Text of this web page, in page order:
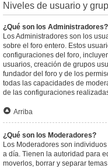
Niveles de usuario y
¿Qué son los Administradores?
Los Administradores son los
sobre el foro entero. Estos
configuraciones del foro,
usuarios, creación de grupos
fundador del foro y de los
todas las capacidades de
de las configuraciones
Arriba
¿Qué son los Moderadores?
Los Moderadores son
a día. Tienen la autoridad para
moverlos, borrar y separar